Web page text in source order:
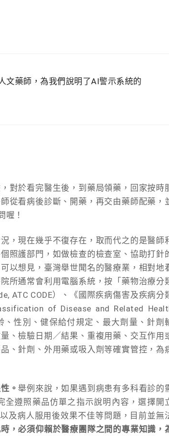
文藥師，為我們說明了AI警示系統的
對於看完醫生後，到藥局領藥，回家按時
從看病後診斷、開藥，再交由藥師配藥，
喔！
，現在幾乎不復存在，取而代之的是醫師
照護部門，如做檢查的檢查室、協助打針
以想見，臺灣舉世聞名的醫療業，相對地
所通常會利用電腦系統，按「藥物治療分
ATC CODE）、《國際疾病傷害及疾病分
of Disease and Related
、性別、健保給付規定、最大劑量、針劑
、檢驗日期／結果、重複用藥、交互作用
、針劑、外用藥或吸入劑等確實管控，為
。 舉例來說，如果遇到病患有多科看診的
遵照藥品仿單之指示說明內容，選擇開
及病人服用後效果不佳等問題，目前並無
時，必須仰賴於醫療團隊之間的專業知識，